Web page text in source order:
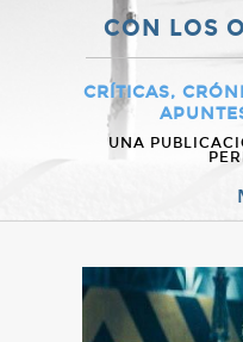
CON LOS
CRÍTICAS,
UNA